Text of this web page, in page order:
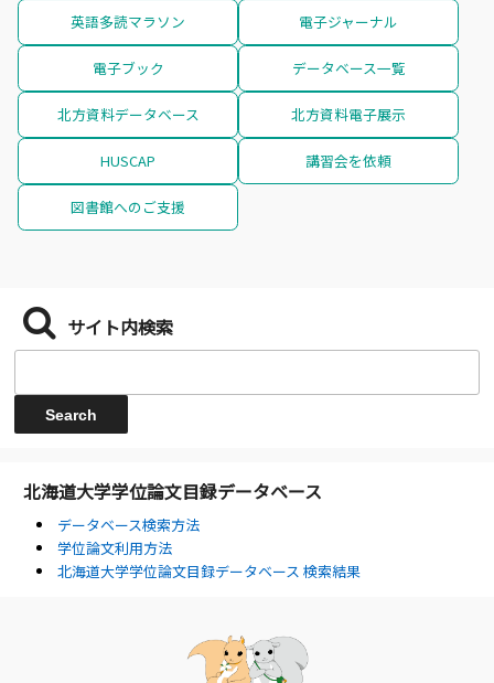
英語多読マラソン 電子ジャーナル
電子ブック データベース一覧
北方資料データベース 北方資料電子展示
HUSCAP 講習会を依頼
図書館へのご支援
サイト内検索
北海道大学学位論文目録データベース
データベース検索方法
学位論文利用方法
北海道大学学位論文目録データベース 検索結果